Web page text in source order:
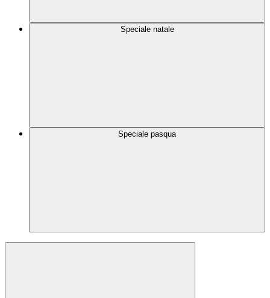
Speciale natale
Speciale pasqua